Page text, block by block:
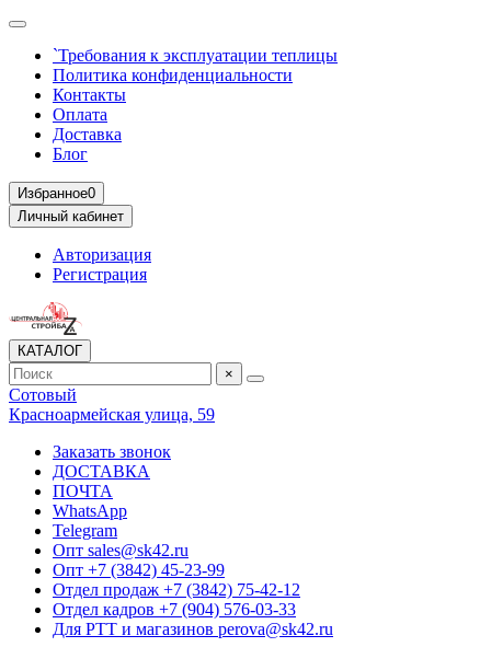
`Требования к эксплуатации теплицы
Политика конфиденциальности
Контакты
Оплата
Доставка
Блог
Избранное0
Личный кабинет
Авторизация
Регистрация
КАТАЛОГ
×
Сотовый
Красноармейская улица, 59
Заказать звонок
ДОСТАВКА
ПОЧТА
WhatsApp
Telegram
Опт sales@sk42.ru
Опт +7 (3842) 45-23-99
Отдел продаж +7 (3842) 75-42-12
Отдел кадров +7 (904) 576-03-33
Для РТТ и магазинов perova@sk42.ru